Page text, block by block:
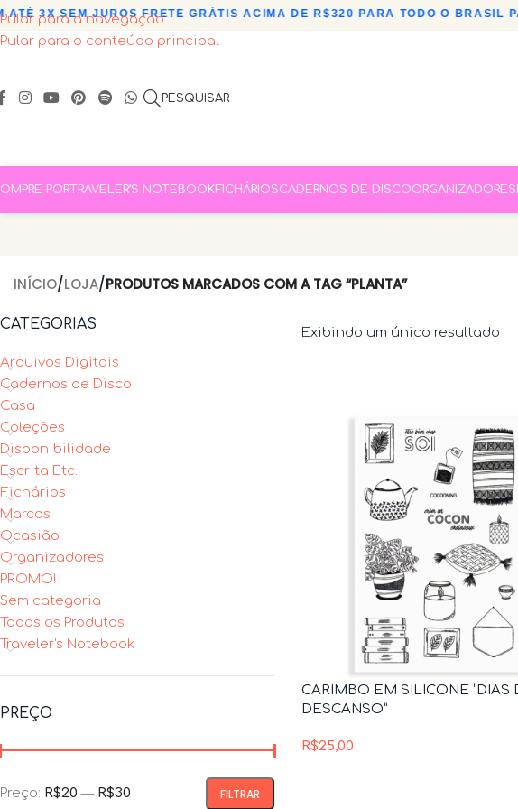
Pular para a navegação
Pular para o conteúdo principal
3X SEM JUROS•FRETE GRÁTIS ACIMA DE R$320 PARA TODO O BRASIL •
PESQUISAR
POR TRAVELER’S NOTEBOOKFICHÁRIOSCADERNOS DE DISCOORGANIZADORES
INÍCIO/LOJA/PRODUTOS MARCADOS COM A TAG “PLANTA”
CATEGORIAS
Arquivos Digitais
Cadernos de Disco
Casa
Coleções
Disponibilidade
Escrita Etc.
Fichários
Marcas
Ocasião
Organizadores
PROMO!
Sem categoria
Todos os Produtos
Traveler's Notebook
PREÇO
FILTRAR
Preço: R$20 — R$30
Exibindo um único resultado
CARIMBO EM SILICONE “DIAS
DESCANSO”
R$25,00